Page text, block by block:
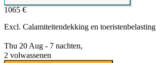
1065 €
Excl. Calamiteitendekking en toeristenbelasting
Thu 20 Aug - 7 nachten,
2 volwassenen